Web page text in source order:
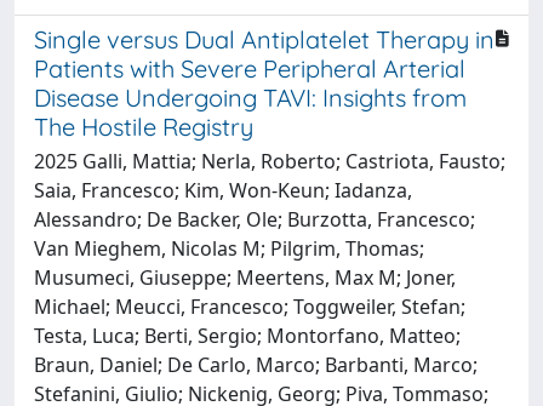
Single versus Dual Antiplatelet Therapy in
Patients with Severe Peripheral Arterial
Disease Undergoing TAVI: Insights from
The Hostile Registry
2025 Galli, Mattia; Nerla, Roberto; Castriota, Fausto;
Saia, Francesco; Kim, Won-Keun; Iadanza,
Alessandro; De Backer, Ole; Burzotta, Francesco;
Van Mieghem, Nicolas M; Pilgrim, Thomas;
Musumeci, Giuseppe; Meertens, Max M; Joner,
Michael; Meucci, Francesco; Toggweiler, Stefan;
Testa, Luca; Berti, Sergio; Montorfano, Matteo;
Braun, Daniel; De Carlo, Marco; Barbanti, Marco;
Stefanini, Giulio; Nickenig, Georg; Piva, Tommaso;